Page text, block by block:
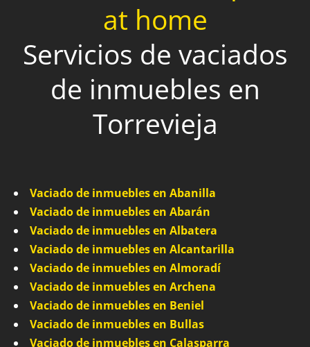
at home
Servicios de vaciados
de inmuebles en
Torrevieja
Vaciado de inmuebles en Abanilla
Vaciado de inmuebles en Abarán
Vaciado de inmuebles en Albatera
Vaciado de inmuebles en Alcantarilla
Vaciado de inmuebles en Almoradí
Vaciado de inmuebles en Archena
Vaciado de inmuebles en Beniel
Vaciado de inmuebles en Bullas
Vaciado de inmuebles en Calasparra